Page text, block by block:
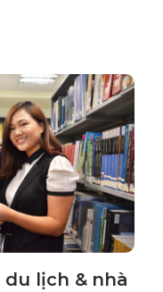
lịch & nhà